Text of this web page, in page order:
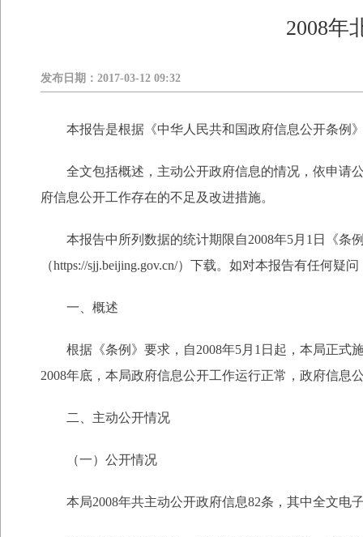
2008年
发布日期： 2017-03-12 09:32
本报告是根据《中华人民共和国政府信息公开条例》
全文包括概述，主动公开政府信息的情况，依申请公
府信息公开工作存在的不足及改进措施。
本报告中所列数据的统计期限自2008年5月1日《条
（https://sjj.beijing.gov.cn/）下载。如对本报告有任何疑
一、概述
根据《条例》要求，自2008年5月1日起，本局正式
2008年底，本局政府信息公开工作运行正常，政府信息
二、主动公开情况
（一）公开情况
本局2008年共主动公开政府信息82条，其中全文电子